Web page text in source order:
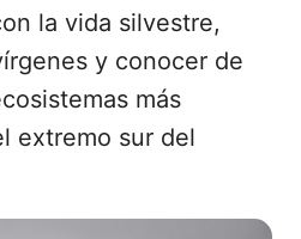
la vida silvestre,
y conocer de
más
extremo sur del